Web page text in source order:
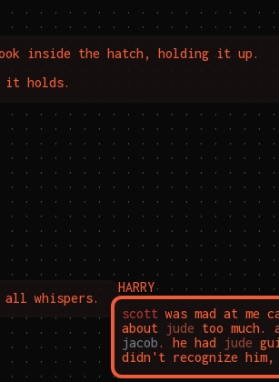
inside the hatch, holding it up.
it holds.
whispers.
HARRY
scott was mad at me
about jude
jacob. he had jude
didn't recognize him,